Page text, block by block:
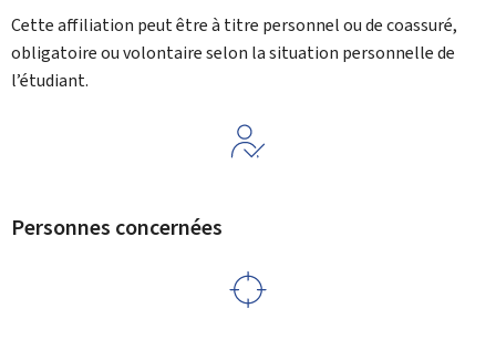
Cette affiliation peut être à titre personnel ou de coassuré,
obligatoire ou volontaire selon la situation personnelle de
l’étudiant.
Personnes concernées